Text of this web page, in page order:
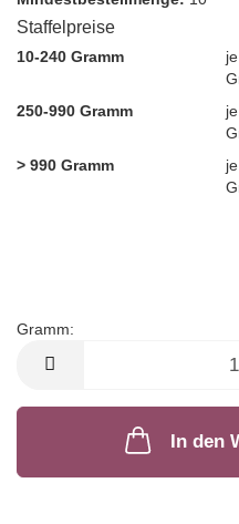
Staffelpreise
10-240 Gramm
250-990 Gramm
> 990 Gramm
Gramm:
In den